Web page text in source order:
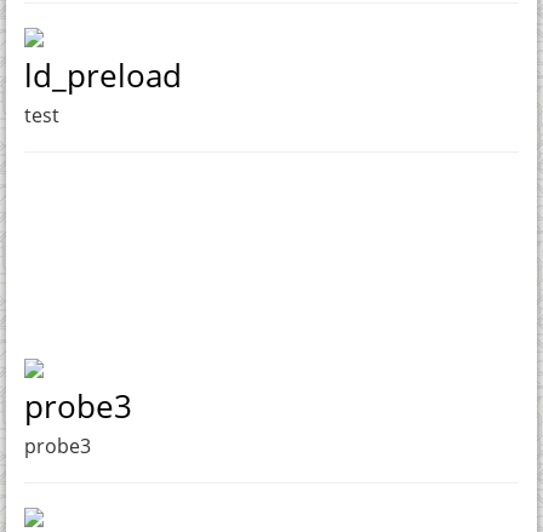
ld_preload
test
probe3
probe3